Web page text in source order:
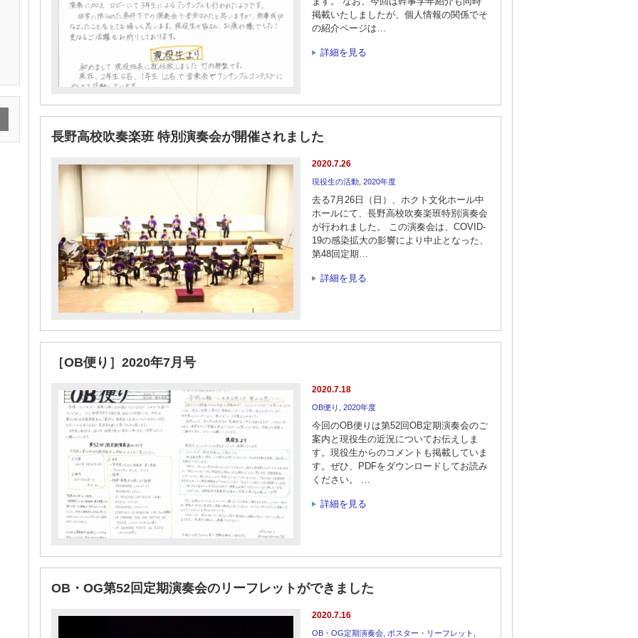
掲載いたしましたが、個人情報の関係でそ
の紹介ページは…
詳細を見る
長野高校吹奏楽班 特別演奏会が開催されました
2020.7.26
現役生の活動 2020年度
去る7月26日（日）、ホクト文化ホール中
ホールにて、長野高校吹奏楽班特別演奏会
が行われました。 この演奏会は、COVID-
19の感染拡大の影響により中止となった、
第48回定期…
詳細を見る
［OB便り］2020年7月号
2020.7.18
OB便り 2020年度
今回のOB便りは第52回OB定期演奏会のご
案内と現役生の近況についてお伝えしま
す。現役生からのコメントも掲載していま
す。ぜひ、PDFをダウンロードしてお読み
ください。 …
詳細を見る
OB・OG第52回定期演奏会のリーフレットができました
2020.7.16
OB・OG定期演奏会 ポスター・リーフレット